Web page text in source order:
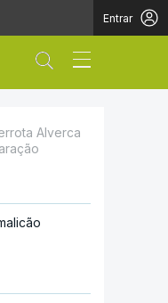
Entrar
Abrir campo
Alverca